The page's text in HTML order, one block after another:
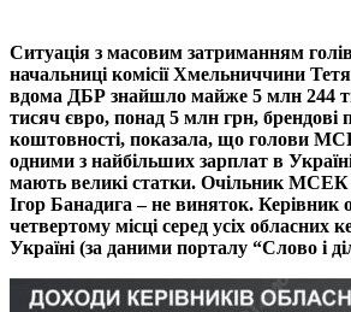
Ситуація з масовим затриманням
начальниці комісії Хмельниччини
вдома ДБР знайшло майже 5 млн 244
тисяч євро, понад 5 млн грн, брендові
коштовності, показала, що голови
одними з найбільших зарплат в
мають великі статки. Очільник МСЕК
Ігор Банадига – не виняток.
четвертому місці серед усіх обласних
Україні (за даними порталу “Слово і